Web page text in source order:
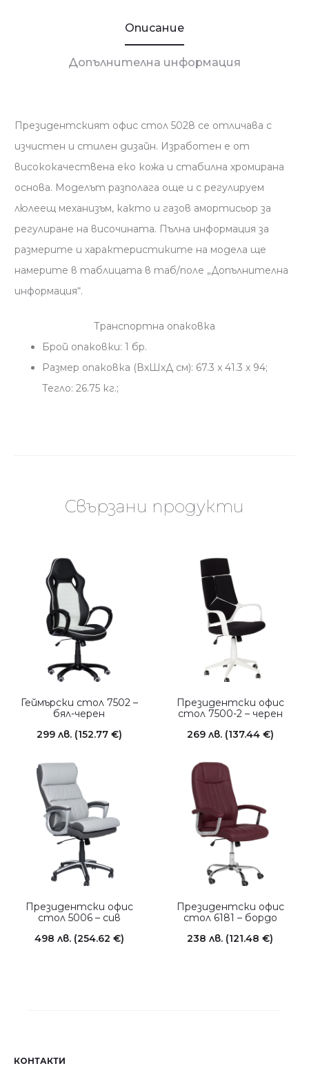
Описание
Допълнителна информация
Президентският офис стол 5028 се отличава с
изчистен и стилен дизайн. Изработен е от
висококачествена еко кожа и стабилна хромирана
основа. Моделът разполага още и с регулируем
люлеещ механизъм, както и газов амортисьор за
регулиране на височината. Пълна информация за
размерите и характеристиките на модела ще
намерите в таблицата в таб/поле „Допълнителна
информация“.
Транспортна опаковка
Брой опаковки: 1 бр.
Размер опаковка (ВхШхД см): 67.3 x 41.3 x 94;
Тегло: 26.75 кг.;
Свързани продукти
Геймърски стол 7502 –
бял-черен
299 лв. (152.77 €)
Президентски офис
стол 7500-2 – черен
269 лв. (137.44 €)
Президентски офис
стол 5006 – сив
498 лв. (254.62 €)
Президентски офис
стол 6181 – бордо
238 лв. (121.48 €)
КОНТАКТИ